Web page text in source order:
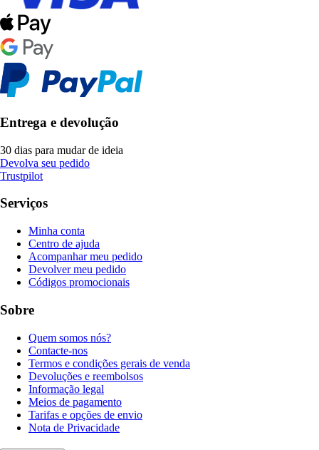
Entrega e devolução
30 dias para mudar de ideia
Devolva seu pedido
Trustpilot
Serviços
Minha conta
Centro de ajuda
Acompanhar meu pedido
Devolver meu pedido
Códigos promocionais
Sobre
Quem somos nós?
Contacte-nos
Termos e condições gerais de venda
Devoluções e reembolsos
Informação legal
Meios de pagamento
Tarifas e opções de envio
Nota de Privacidade